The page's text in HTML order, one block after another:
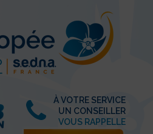
À VOTRE SERVICE
UN CONSEILLER
VOUS RAPPELLE